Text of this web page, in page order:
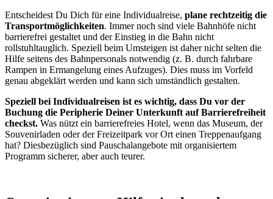
Entscheidest Du Dich für eine Individualreise, plane rechtzeitig die
Transportmöglichkeiten. Immer noch sind viele Bahnhöfe nicht
barrierefrei gestaltet und der Einstieg in die Bahn nicht
rollstuhltauglich. Speziell beim Umsteigen ist daher nicht selten die
Hilfe seitens des Bahnpersonals notwendig (z. B. durch fahrbare
Rampen in Ermangelung eines Aufzuges). Dies muss im Vorfeld
genau abgeklärt werden und kann sich umständlich gestalten.
Speziell bei Individualreisen ist es wichtig, dass Du vor der
Buchung die Peripherie Deiner Unterkunft auf Barrierefreiheit
checkst. Was nützt ein barrierefreies Hotel, wenn das Museum, der
Souvenirladen oder der Freizeitpark vor Ort einen Treppenaufgang
hat? Diesbezüglich sind Pauschalangebote mit organisiertem
Programm sicherer, aber auch teurer.